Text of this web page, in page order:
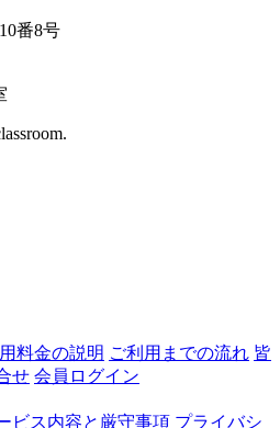
番8号
料金の説明 ご利用までの流れ 皆
せ 会員ログイン
ビス内容と厳守事項 プライバシ